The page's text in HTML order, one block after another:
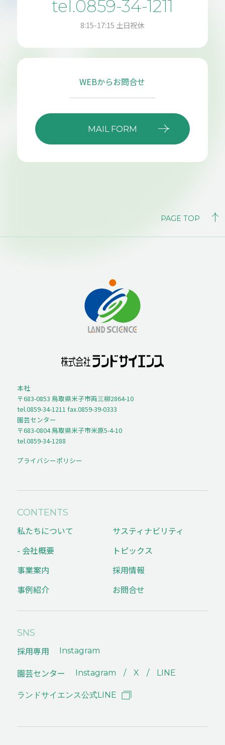
tel.0859-34-1211
8:15-17:15 土日祝休
WEBからお問合せ
MAIL FORM
PAGE TOP
本社
〒683-0853 鳥取県米子市両三柳2864-10
tel.0859-34-1211 fax.0859-39-0333
園芸センター
〒683-0804 鳥取県米子市米原5-4-10
tel.0859-34-1288
プライバシーポリシー
CONTENTS
私たちについて
- 会社概要
事業案内
事例紹介
サスティナビリティ
トピックス
採用情報
お問合せ
SNS
採用専用 Instagram
園芸センター Instagram X LINE
ランドサイエンス公式LINE